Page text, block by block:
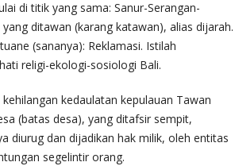
di titik yang sama: Sanur-Serangan-
ditawan (karang katawan), alias dijarah.
(sananya): Reklamasi. Istilah
religi-ekologi-sosiologi Bali.
kedaulatan kepulauan Tawan
(batas desa), yang ditafsir sempit,
diurug dan dijadikan hak milik, oleh entitas
segelintir orang.